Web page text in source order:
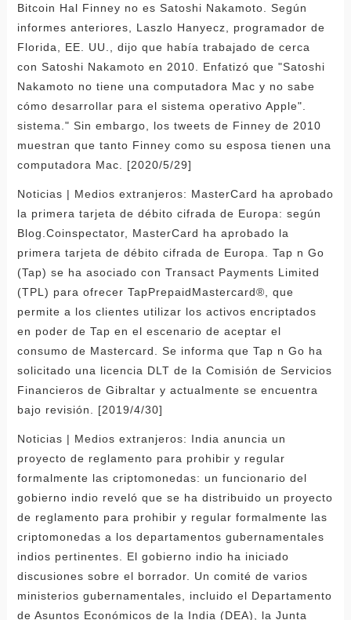
Bitcoin Hal Finney no es Satoshi Nakamoto. Según
informes anteriores, Laszlo Hanyecz, programador de
Florida, EE. UU., dijo que había trabajado de cerca
con Satoshi Nakamoto en 2010. Enfatizó que "Satoshi
Nakamoto no tiene una computadora Mac y no sabe
cómo desarrollar para el sistema operativo Apple".
sistema." Sin embargo, los tweets de Finney de 2010
muestran que tanto Finney como su esposa tienen una
computadora Mac. [2020/5/29]
Noticias | Medios extranjeros: MasterCard ha aprobado
la primera tarjeta de débito cifrada de Europa: según
Blog.Coinspectator, MasterCard ha aprobado la
primera tarjeta de débito cifrada de Europa. Tap n Go
(Tap) se ha asociado con Transact Payments Limited
(TPL) para ofrecer TapPrepaidMastercard®, que
permite a los clientes utilizar los activos encriptados
en poder de Tap en el escenario de aceptar el
consumo de Mastercard. Se informa que Tap n Go ha
solicitado una licencia DLT de la Comisión de Servicios
Financieros de Gibraltar y actualmente se encuentra
bajo revisión. [2019/4/30]
Noticias | Medios extranjeros: India anuncia un
proyecto de reglamento para prohibir y regular
formalmente las criptomonedas: un funcionario del
gobierno indio reveló que se ha distribuido un proyecto
de reglamento para prohibir y regular formalmente las
criptomonedas a los departamentos gubernamentales
indios pertinentes. El gobierno indio ha iniciado
discusiones sobre el borrador. Un comité de varios
ministerios gubernamentales, incluido el Departamento
de Asuntos Económicos de la India (DEA), la Junta